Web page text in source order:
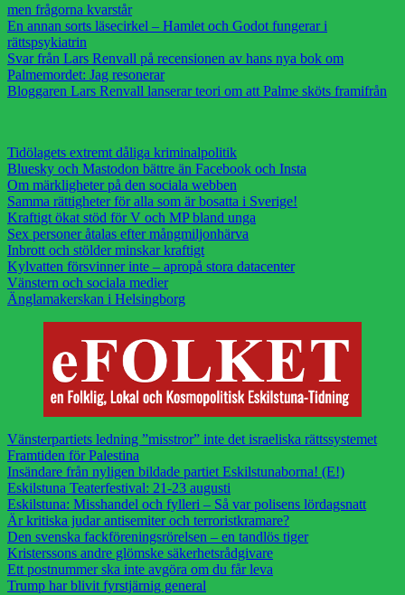
men frågorna kvarstår
En annan sorts läsecirkel – Hamlet och Godot fungerar i
rättspsykiatrin
Svar från Lars Renvall på recensionen av hans nya bok om
Palmemordet: Jag resonerar
Bloggaren Lars Renvall lanserar teori om att Palme sköts framifrån
Tidölagets extremt dåliga kriminalpolitik
Bluesky och Mastodon bättre än Facebook och Insta
Om märkligheter på den sociala webben
Samma rättigheter för alla som är bosatta i Sverige!
Kraftigt ökat stöd för V och MP bland unga
Sex personer åtalas efter mångmiljonhärva
Inbrott och stölder minskar kraftigt
Kylvatten försvinner inte – apropå stora datacenter
Vänstern och sociala medier
Änglamakerskan i Helsingborg
Vänsterpartiets ledning ”misstror” inte det israeliska rättssystemet
Framtiden för Palestina
Insändare från nyligen bildade partiet Eskilstunaborna! (E!)
Eskilstuna Teaterfestival: 21-23 augusti
Eskilstuna: Misshandel och fylleri – Så var polisens lördagsnatt
Är kritiska judar antisemiter och terroristkramare?
Den svenska fackföreningsrörelsen – en tandlös tiger
Kristerssons andre glömske säkerhetsrådgivare
Ett postnummer ska inte avgöra om du får leva
Trump har blivit fyrstjärnig general